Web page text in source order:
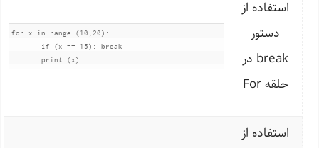
استفاده از
دستور
break در
حلقه For
for x in range (10,20):
       if (x == 15): break
       print (x)
استفاده از